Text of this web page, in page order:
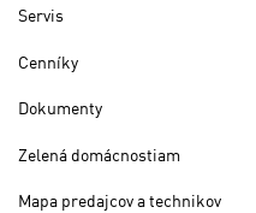
Servis
Cenníky
Dokumenty
Zelená domácnostiam
Mapa predajcov a technikov